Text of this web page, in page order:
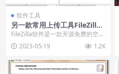
软件工具
另一款常用上传工具FileZilla
软件下载安装
FileZilla软件是一款开源免费的空间
管理工具，如果你在使用flashfxp...
2023-05-19 1.2K